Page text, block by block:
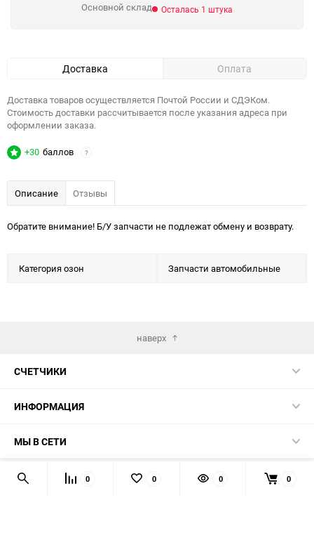
Основной склад Осталась 1 штука
Доставка Оплата
Доставка товаров осуществляется Почтой России и СДЭКом.
Стоимость доставки рассчитывается после указания адреса при
оформлении заказа.
+30 баллов ?
Описание Отзывы
Обратите внимание! Б/У запчасти не подлежат обмену и возврату.
Категория озон Запчасти автомобильные
наверх
СЧЕТЧИКИ
ИНФОРМАЦИЯ
МЫ В СЕТИ
КОНТАКТЫ 0 0 0 0